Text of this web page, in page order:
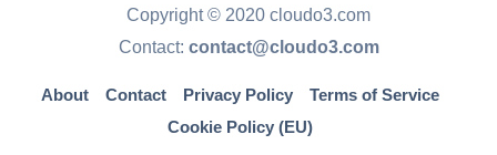
Copyright © 2020 cloudo3.com
Contact: contact@cloudo3.com
About Contact Privacy Policy
Terms of Service
Cookie Policy (EU)